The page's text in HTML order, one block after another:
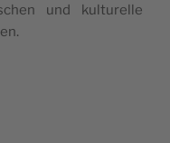
und kul­turelle